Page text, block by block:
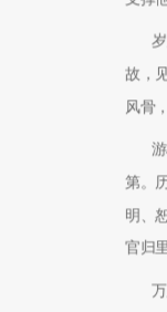
故，
风骨
第。
明、
官归